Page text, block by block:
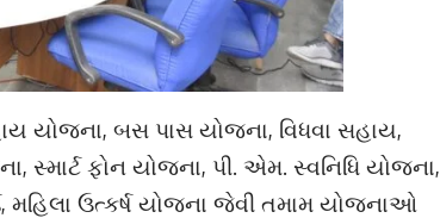
યોજના, બસ પાસ યોજના, વિધવા સહાય,
ફોન યોજના, પી. એમ. સ્વનિધિ યોજના,
ઉત્કર્ષ યોજના જેવી તમામ યોજનાઓ